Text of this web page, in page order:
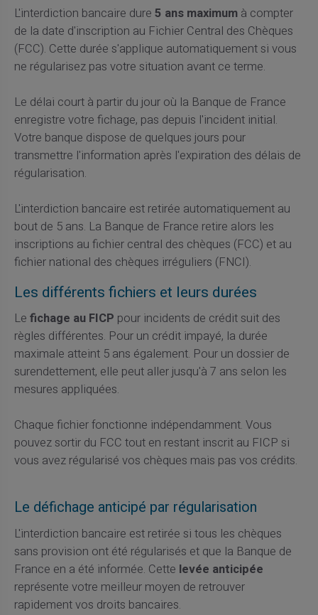
L'interdiction bancaire dure 5 ans maximumà compter
de la date d'inscription au Fichier Central des Chèques
(FCC). Cette durée s'applique automatiquement si vous
ne régularisez pas votre situation avant ce terme.
Le délai court à partir du jour où la Banque de France
enregistre votre fichage, pas depuis l'incident initial.
Votre banque dispose de quelques jours pour
transmettre l'information après l'expiration des délais de
régularisation.
L'interdiction bancaire est retirée automatiquement au
bout de 5 ans. La Banque de France retire alors les
inscriptions au fichier central des chèques (FCC) et au
fichier national des chèques irréguliers (FNCI).
Les différents fichiers et leurs durées
Le fichage au FICP pour incidents de crédit suit des
règles différentes. Pour un crédit impayé, la durée
maximale atteint 5 ans également. Pour un dossier de
surendettement, elle peut aller jusqu'à 7 ans selon les
mesures appliquées.
Chaque fichier fonctionne indépendamment. Vous
pouvez sortir du FCC tout en restant inscrit au FICP si
vous avez régularisé vos chèques mais pas vos crédits.
Le défichage anticipé par régularisation
L'interdiction bancaire est retirée si tous les chèques
sans provision ont été régularisés et que la Banque de
France en a été informée. Cette levée anticipée
représente votre meilleur moyen de retrouver
rapidement vos droits bancaires.